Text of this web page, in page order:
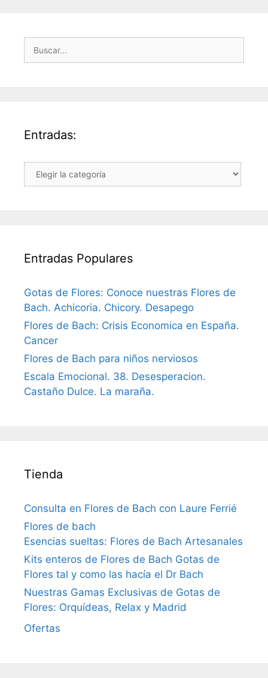
Entradas:
Entradas:
Entradas Populares
Gotas de Flores: Conoce nuestras Flores de
Bach. Achicoria. Chicory. Desapego
Flores de Bach: Crisis Economica en España.
Cancer
Flores de Bach para niños nerviosos
Escala Emocional. 38. Desesperacion.
Castaño Dulce. La maraña.
Tienda
Consulta en Flores de Bach con Laure Ferrié
Flores de bach
Esencias sueltas: Flores de Bach Artesanales
Kits enteros de Flores de Bach Gotas de
Flores tal y como las hacía el Dr Bach
Nuestras Gamas Exclusivas de Gotas de
Flores: Orquídeas, Relax y Madrid
Ofertas